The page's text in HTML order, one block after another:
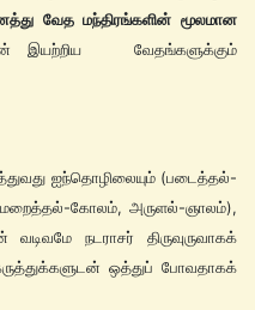
வேத மந்திரங்களின் மூலமான
இயற்றிய வேதங்களுக்கும்
ஐந்தொழிலையும் (படைத்தல்-
கோலம், அருளல்-ஞாலம்),
நடராசர் திருவுருவாகக்
ஒத்துப் போவதாகக்